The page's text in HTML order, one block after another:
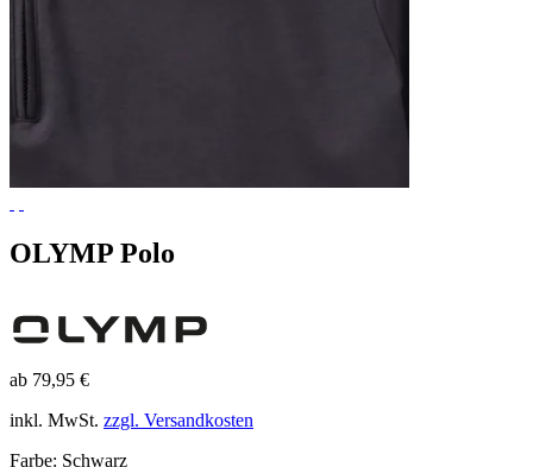
OLYMP Polo
ab 79,95 €
inkl. MwSt. zzgl. Versandkosten
Farbe: Schwarz